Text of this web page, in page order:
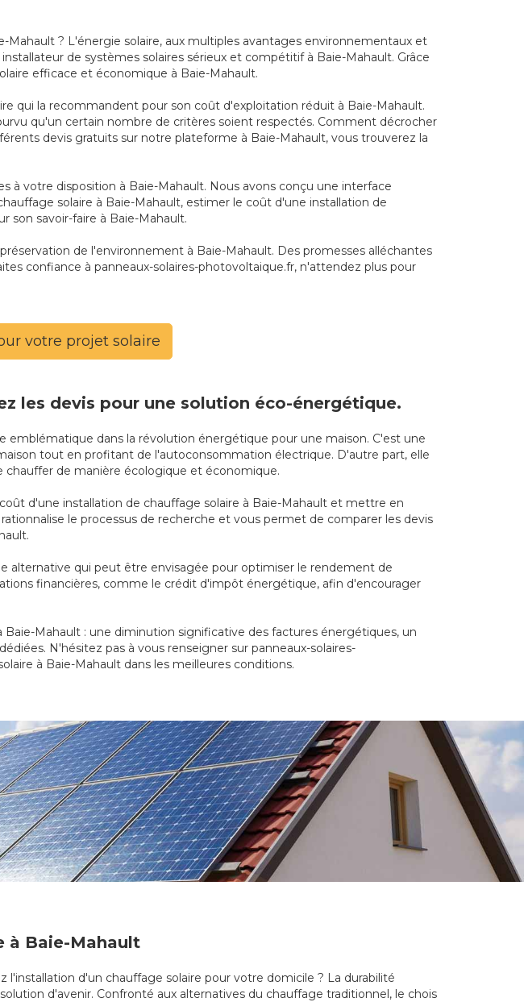
? L'énergie solaire, aux multiples avantages environnementaux et
de systèmes solaires sérieux et compétitif à Baie-Mahault. Grâce
efficace et économique à Baie-Mahault.
qui la recommandent pour son coût d'exploitation réduit à Baie-Mahault.
qu'un certain nombre de critères soient respectés. Comment décrocher
devis gratuits sur notre plateforme à Baie-Mahault, vous trouverez la
à votre disposition à Baie-Mahault. Nous avons conçu une interface
solaire à Baie-Mahault, estimer le coût d'une installation de
son savoir-faire à Baie-Mahault.
de l'environnement à Baie-Mahault. Des promesses alléchantes
confiance à panneaux-solaires-photovoltaique.fr, n'attendez plus pour
votre projet solaire
les devis pour une solution éco-énergétique.
emblématique dans la révolution énergétique pour une maison. C'est une
tout en profitant de l'autoconsommation électrique. D'autre part, elle
de manière écologique et économique.
d'une installation de chauffage solaire à Baie-Mahault et mettre en
le processus de recherche et vous permet de comparer les devis
alternative qui peut être envisagée pour optimiser le rendement de
financières, comme le crédit d'impôt énergétique, afin d'encourager
Mahault : une diminution significative des factures énergétiques, un
N'hésitez pas à vous renseigner sur panneaux-solaires-
à Baie-Mahault dans les meilleures conditions.
à Baie-Mahault
d'un chauffage solaire pour votre domicile ? La durabilité
d'avenir. Confronté aux alternatives du chauffage traditionnel, le chois